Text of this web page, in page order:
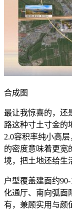
合成图
最让我惊喜的，还
路这种寸土寸金的
2.0容积率纯小高
的密度意味着更宽
境，把土地还给生
户型覆盖建面约
化通厅、南向弧面
有，兼顾实用与颜